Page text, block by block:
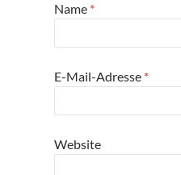
Name *
E-Mail-Adresse *
Website